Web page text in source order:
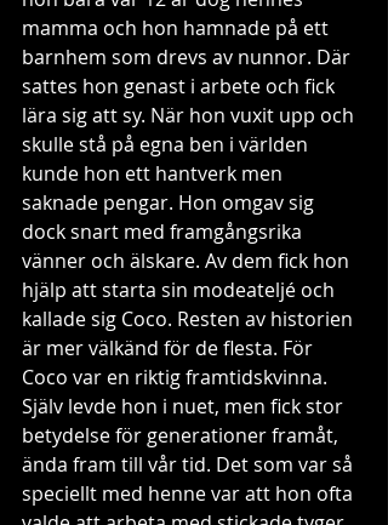
mamma och hon hamnade på ett
barnhem som drevs av nunnor. Där
sattes hon genast i arbete och fick
lära sig att sy. När hon vuxit upp och
skulle stå på egna ben i världen
kunde hon ett hantverk men
saknade pengar. Hon omgav sig
dock snart med framgångsrika
vänner och älskare. Av dem fick hon
hjälp att starta sin modeateljé och
kallade sig Coco. Resten av historien
är mer välkänd för de flesta. För
Coco var en riktig framtidskvinna.
Själv levde hon i nuet, men fick stor
betydelse för generationer framåt,
ända fram till vår tid. Det som var så
speciellt med henne var att hon ofta